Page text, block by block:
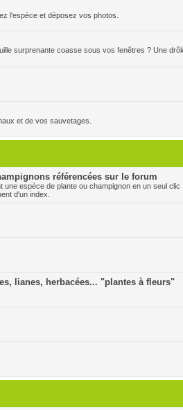
l'espèce et déposez vos photos.
surprenante coasse sous vos fenêtres ? Une
et de vos sauvetages.
référencées sur le forum
espèce de plante ou champignon en un seul clic
d'un index.
lianes, herbacées... "plantes à fleurs"